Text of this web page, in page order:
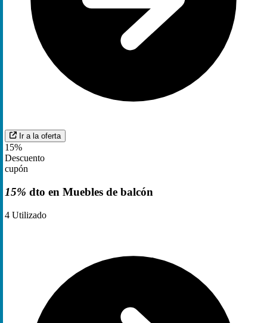
Ir a la oferta
15%
Descuento
cupón
15% dto en Muebles de balcón
4 Utilizado